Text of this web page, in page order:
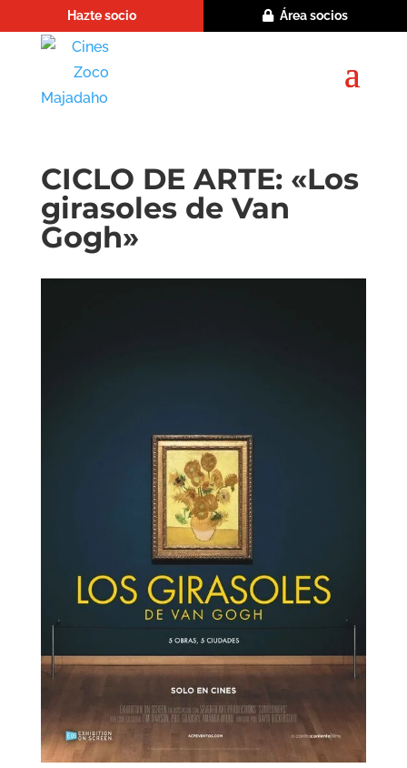
Hazte socio Área socios
CICLO DE ARTE: «Los
girasoles de Van
Gogh»